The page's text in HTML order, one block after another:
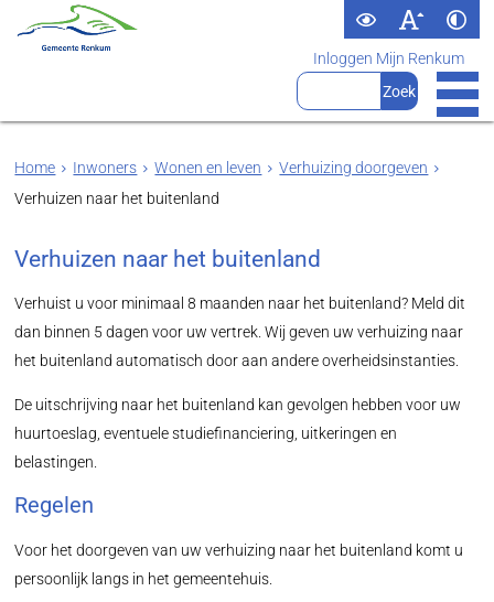
Inloggen Mijn Renkum
Home Inwoners Wonen en leven
Verhuizing doorgeven
Verhuizen naar het buitenland
Verhuizen naar het buitenland
Verhuist u voor minimaal 8 maanden naar het buitenland? Meld dit
dan binnen 5 dagen voor uw vertrek. Wij geven uw verhuizing naar
het buitenland automatisch door aan andere overheidsinstanties.
De uitschrijving naar het buitenland kan gevolgen hebben voor uw
huurtoeslag, eventuele studiefinanciering, uitkeringen en
belastingen.
Regelen
Voor het doorgeven van uw verhuizing naar het buitenland komt u
persoonlijk langs in het gemeentehuis.